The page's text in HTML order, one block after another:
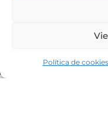
Política de cookies
De lunes a